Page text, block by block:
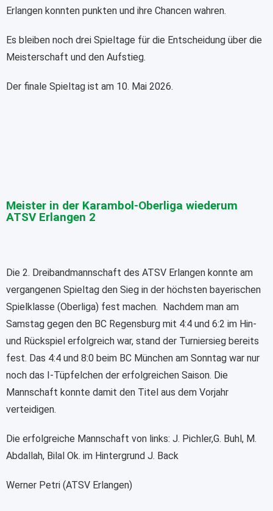
Erlangen konnten punkten und ihre Chancen wahren.
Es bleiben noch drei Spieltage für die Entscheidung über die
Meisterschaft und den Aufstieg.
Der finale Spieltag ist am 10. Mai 2026.
Meister in der Karambol-Oberliga wiederum
ATSV Erlangen 2
Die 2. Dreibandmannschaft des ATSV Erlangen konnte am
vergangenen Spieltag den Sieg in der höchsten bayerischen
Spielklasse (Oberliga) fest machen. Nachdem man am
Samstag gegen den BC Regensburg mit 4:4 und 6:2 im Hin-
und Rückspiel erfolgreich war, stand der Turniersieg bereits
fest. Das 4:4 und 8:0 beim BC München am Sonntag war nur
noch das I-Tüpfelchen der erfolgreichen Saison. Die
Mannschaft konnte damit den Titel aus dem Vorjahr
verteidigen.
Die erfolgreiche Mannschaft von links: J. Pichler,G. Buhl, M.
Abdallah, Bilal Ok. im Hintergrund J. Back
Werner Petri (ATSV Erlangen)